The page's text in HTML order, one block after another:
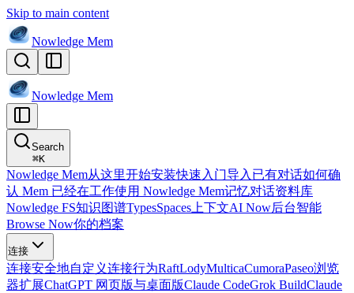
Skip to main content
Nowledge Mem
Nowledge Mem
Search
⌘K
Nowledge Mem从这里开始安装快速入门导入已有对话如何确
认 Mem 已经在工作使用 Nowledge Mem记忆对话资料库
Nowledge FS知识图谱TypesSpaces 上下文AI Now后台智能
Browse Now你的档案
连接
连接安全地自定义连接行为RaftLodyMulticaCumoraPaseo浏览
器扩展ChatGPT 网页版与桌面版Claude CodeGrok BuildClaude